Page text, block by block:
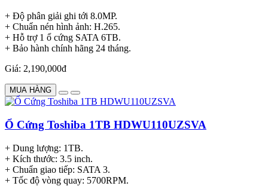
+ Độ phân giải ghi tới 8.0MP.
+ Chuẩn nén hình ảnh: H.265.
+ Hỗ trợ 1 ổ cứng SATA 6TB.
+ Bảo hành chính hãng 24 tháng.
Giá: 2,190,000đ
MUA HÀNG
Ổ Cứng Toshiba 1TB HDWU110UZSVA
+ Dung lượng: 1TB.
+ Kích thước: 3.5 inch.
+ Chuẩn giao tiếp: SATA 3.
+ Tốc độ vòng quay: 5700RPM.